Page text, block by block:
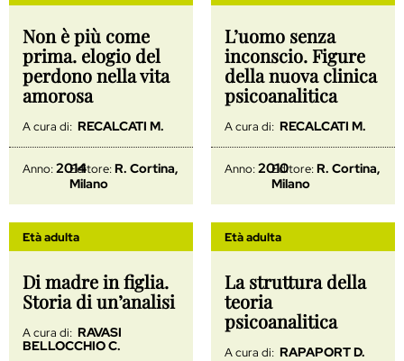
Non è più come
prima. elogio del
perdono nella vita
amorosa
A cura di: RECALCATI M.
Anno:2014
Editore:R. Cortina,
Milano
L’uomo senza
inconscio. Figure
della nuova clinica
psicoanalitica
A cura di: RECALCATI M.
Anno:2010
Editore:R. Cortina,
Milano
Età adulta
Di madre in figlia.
Storia di un’analisi
A cura di: RAVASI
BELLOCCHIO C.
Età adulta
La struttura della
teoria
psicoanalitica
A cura di: RAPAPORT D.